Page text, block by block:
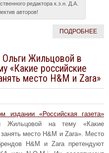
редактора к.э.н. Д.А.
авторов!
ПОДРОБНЕЕ
Жильцовой в
«Какие российские
место H&М и Zara»
издании «Российская газета»
Жильцовой на тему «Какие
место H&М и Zara». Место
H&М и Zara претендуют